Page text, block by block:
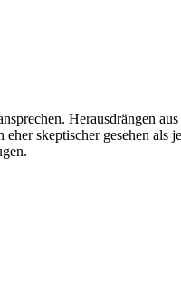
Herausdrängen
skeptischer gesehen als